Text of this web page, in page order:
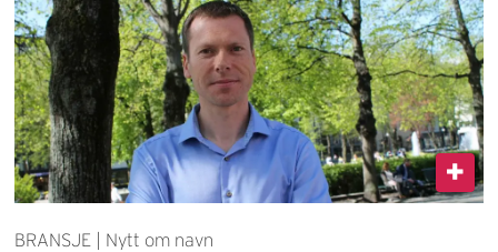
BRANSJE | Nytt om navn